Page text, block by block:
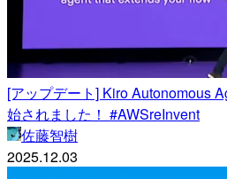
[アップデート] Kiro Autonomous
始されました！ #AWSreInvent
佐藤智樹
2025.12.03